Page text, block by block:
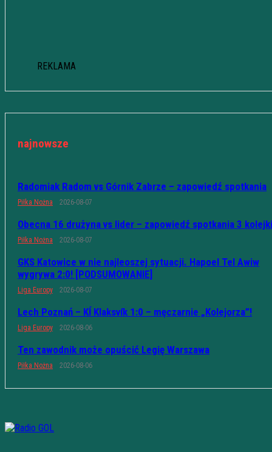
REKLAMA
najnowsze
Radomiak Radom vs Górnik Zabrze – zapowiedź spotkania
Piłka Nożna 2026-08-07
Obecna 16 drużyna vs lider – zapowiedź spotkania 3 kolejki
Piłka Nożna 2026-08-07
GKS Katowice w nie najleoszej sytuacji. Hapoel Tel Awiw
wygrywa 2:0! [PODSUMOWANIE]
Liga Europy 2026-08-07
Lech Poznań – KÍ Klaksvík 1:0 – męczarnie „Kolejorza”!
Liga Europy 2026-08-06
Ten zawodnik może opuścić Legię Warszawa
Piłka Nożna 2026-08-06